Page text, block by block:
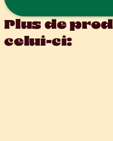
Plus de
celui-ci: